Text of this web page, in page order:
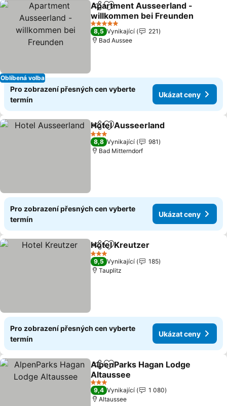
Oblíbená volba
SdíletPřidat na seznam oblíbených
Apartment Ausseerland -
willkommen bei Freunden
Ukázat ceny
5 Počet hvězdiček
8,5 Vynikající
221
Bad Aussee
Pro zobrazení přesných cen vyberte
termín
Ukázat ceny
SdíletPřidat na seznam oblíbených
Hotel Ausseerland
3 Počet hvězdiček
8,8 Vynikající
981
Bad Mitterndorf
Pro zobrazení přesných cen vyberte
termín
Ukázat ceny
SdíletPřidat na seznam oblíbených
Hotel Kreutzer
3 Počet hvězdiček
9,5 Vynikající
185
Tauplitz
Pro zobrazení přesných cen vyberte
termín
Ukázat ceny
SdíletPřidat na seznam oblíbených
AlpenParks Hagan Lodge
Altaussee
Ukázat ceny
3 Počet hvězdiček
9,4 Vynikající
1 080
Altaussee